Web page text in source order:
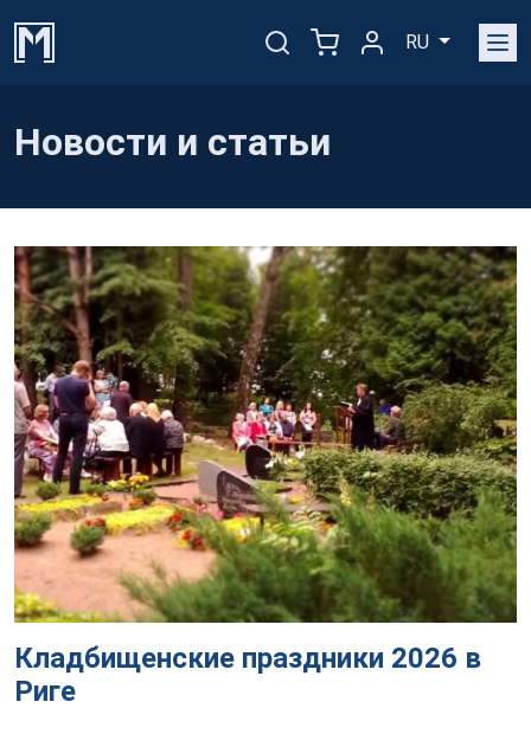
RU
Новости и статьи
Кладбищенские праздники 2026 в
Риге